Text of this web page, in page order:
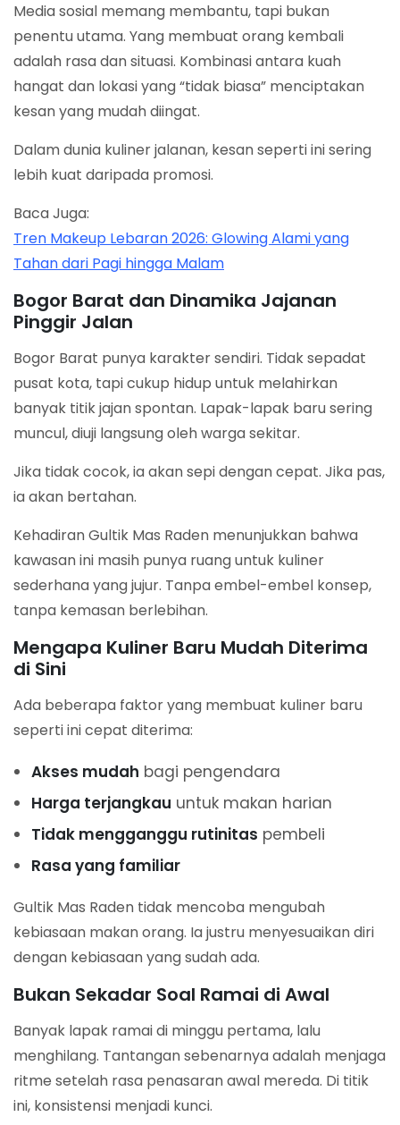
Media sosial memang membantu, tapi bukan
penentu utama. Yang membuat orang kembali
adalah rasa dan situasi. Kombinasi antara kuah
hangat dan lokasi yang “tidak biasa” menciptakan
kesan yang mudah diingat.
Dalam dunia kuliner jalanan, kesan seperti ini sering
lebih kuat daripada promosi.
Baca Juga:
Tren Makeup Lebaran 2026: Glowing Alami yang
Tahan dari Pagi hingga Malam
Bogor Barat dan Dinamika Jajanan
Pinggir Jalan
Bogor Barat punya karakter sendiri. Tidak sepadat
pusat kota, tapi cukup hidup untuk melahirkan
banyak titik jajan spontan. Lapak-lapak baru sering
muncul, diuji langsung oleh warga sekitar.
Jika tidak cocok, ia akan sepi dengan cepat. Jika pas,
ia akan bertahan.
Kehadiran Gultik Mas Raden menunjukkan bahwa
kawasan ini masih punya ruang untuk kuliner
sederhana yang jujur. Tanpa embel-embel konsep,
tanpa kemasan berlebihan.
Mengapa Kuliner Baru Mudah Diterima
di Sini
Ada beberapa faktor yang membuat kuliner baru
seperti ini cepat diterima:
Akses mudah bagi pengendara
Harga terjangkau untuk makan harian
Tidak mengganggu rutinitas pembeli
Rasa yang familiar
Gultik Mas Raden tidak mencoba mengubah
kebiasaan makan orang. Ia justru menyesuaikan diri
dengan kebiasaan yang sudah ada.
Bukan Sekadar Soal Ramai di Awal
Banyak lapak ramai di minggu pertama, lalu
menghilang. Tantangan sebenarnya adalah menjaga
ritme setelah rasa penasaran awal mereda. Di titik
ini, konsistensi menjadi kunci.